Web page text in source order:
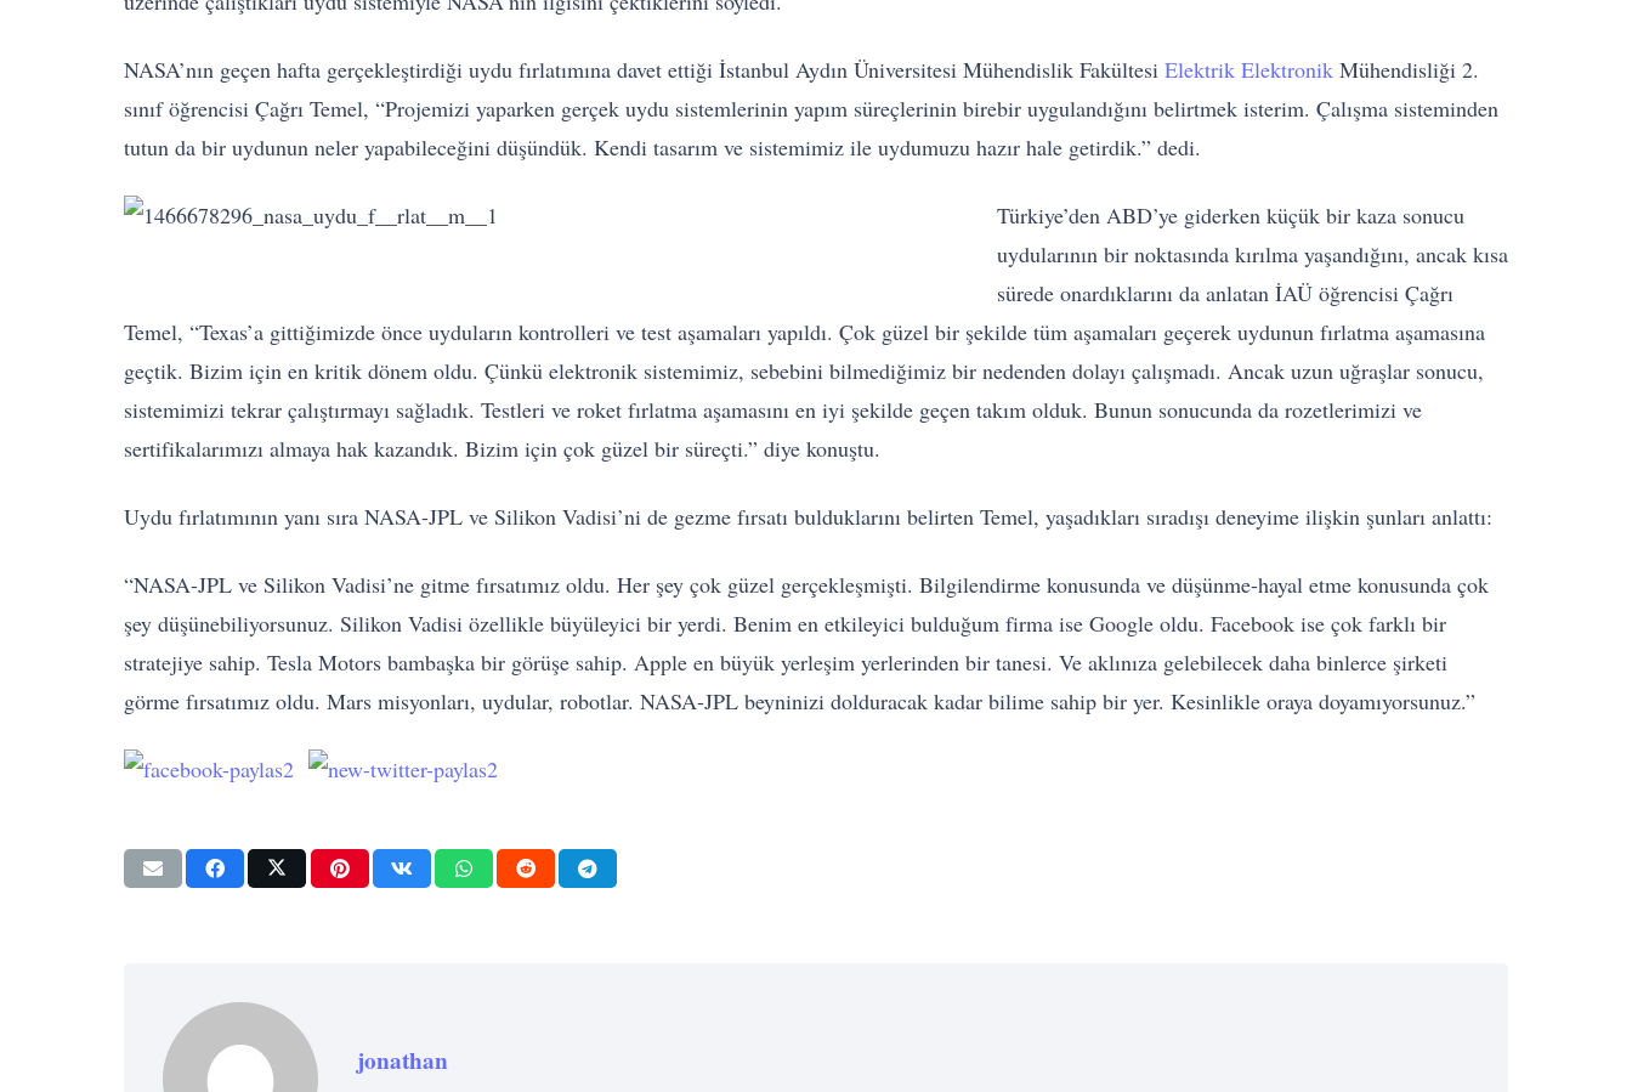
NASA’nın geçen hafta gerçekleştirdiği uydu fırlatımına davet ettiği İstanbul Aydın Üniversitesi Mühendislik Fakültesi Elektrik Elektronik Mühendisliği 2.
sınıf öğrencisi Çağrı Temel, “Projemizi yaparken gerçek uydu sistemlerinin yapım süreçlerinin birebir uygulandığını belirtmek isterim. Çalışma sisteminden
tutun da bir uydunun neler yapabileceğini düşündük. Kendi tasarım ve sistemimiz ile uydumuzu hazır hale getirdik.” dedi.
Türkiye’den ABD’ye giderken küçük bir kaza sonucu
uydularının bir noktasında kırılma yaşandığını, ancak kısa
sürede onardıklarını da anlatan İAÜ öğrencisi Çağrı
Temel, “Texas’a gittiğimizde önce uyduların kontrolleri ve test aşamaları yapıldı. Çok güzel bir şekilde tüm aşamaları geçerek uydunun fırlatma aşamasına
geçtik. Bizim için en kritik dönem oldu. Çünkü elektronik sistemimiz, sebebini bilmediğimiz bir nedenden dolayı çalışmadı. Ancak uzun uğraşlar sonucu,
sistemimizi tekrar çalıştırmayı sağladık. Testleri ve roket fırlatma aşamasını en iyi şekilde geçen takım olduk. Bunun sonucunda da rozetlerimizi ve
sertifikalarımızı almaya hak kazandık. Bizim için çok güzel bir süreçti.” diye konuştu.
Uydu fırlatımının yanı sıra NASA-JPL ve Silikon Vadisi’ni de gezme fırsatı bulduklarını belirten Temel, yaşadıkları sıradışı deneyime ilişkin şunları anlattı:
“NASA-JPL ve Silikon Vadisi’ne gitme fırsatımız oldu. Her şey çok güzel gerçekleşmişti. Bilgilendirme konusunda ve düşünme-hayal etme konusunda çok
şey düşünebiliyorsunuz. Silikon Vadisi özellikle büyüleyici bir yerdi. Benim en etkileyici bulduğum firma ise Google oldu. Facebook ise çok farklı bir
stratejiye sahip. Tesla Motors bambaşka bir görüşe sahip. Apple en büyük yerleşim yerlerinden bir tanesi. Ve aklınıza gelebilecek daha binlerce şirketi
görme fırsatımız oldu. Mars misyonları, uydular, robotlar. NASA-JPL beyninizi dolduracak kadar bilime sahip bir yer. Kesinlikle oraya doyamıyorsunuz.”
jonathan